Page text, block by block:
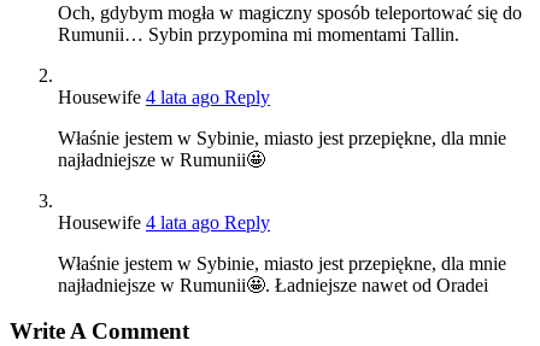
Och, gdybym mogła w magiczny sposób teleportować się do
Rumunii… Sybin przypomina mi momentami Tallin.
Housewife 4 lata ago Reply
Właśnie jestem w Sybinie, miasto jest przepiękne, dla mnie
najładniejsze w Rumunii🤩
Housewife 4 lata ago Reply
Właśnie jestem w Sybinie, miasto jest przepiękne, dla mnie
najładniejsze w Rumunii🤩. Ładniejsze nawet od Oradei
Write A Comment